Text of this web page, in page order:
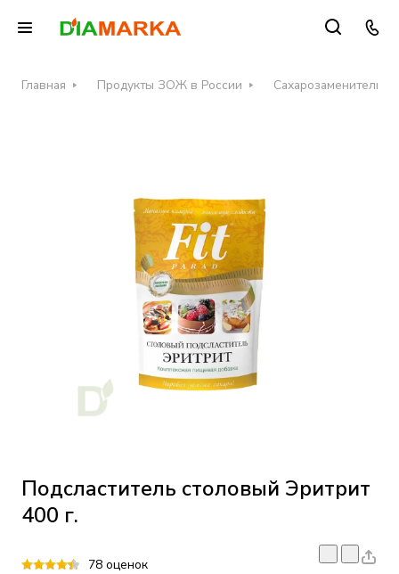
Главная Продукты ЗОЖ в России Сахарозаменители в
Подсластитель столовый Эритрит
400 г.
78 оценок